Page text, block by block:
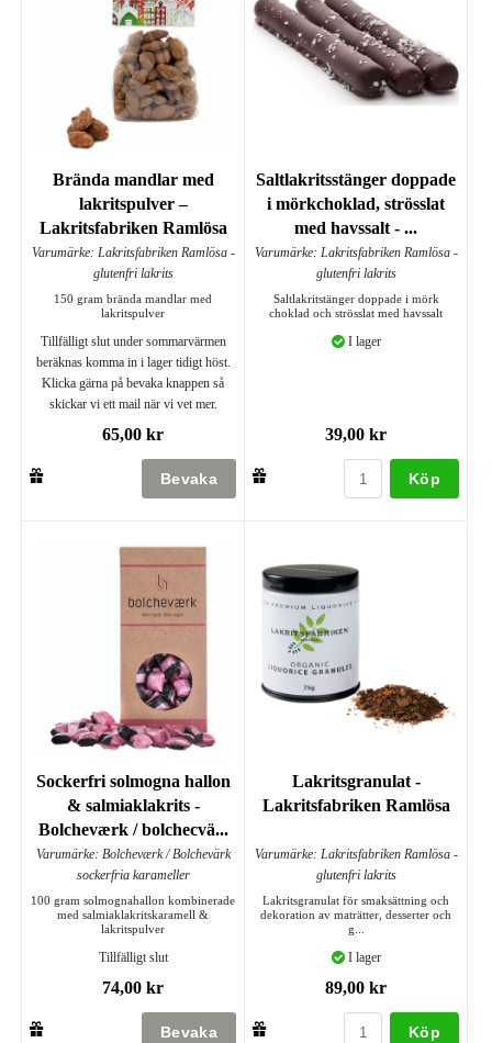
Brända mandlar med
lakritspulver –
Lakritsfabriken Ramlösa
Varumärke: Lakritsfabriken Ramlösa -
glutenfri lakrits
150 gram brända mandlar med
lakritspulver
Tillfälligt slut under sommarvärmen
beräknas komma in i lager tidigt höst.
Klicka gärna på bevaka knappen så
skickar vi ett mail när vi vet mer.
65,00 kr
Saltlakritsstänger doppade
i mörkchoklad, strösslat
med havssalt - ...
Varumärke: Lakritsfabriken Ramlösa -
glutenfri lakrits
Saltlakritstänger doppade i mörk
choklad och strösslat med havssalt
I lager
39,00 kr
Köp
Sockerfri solmogna hallon
& salmiaklakrits -
Bolcheværk / bolchecvä...
Varumärke: Bolcheværk / Bolchevärk
sockerfria karameller
100 gram solmognahallon kombinerade
med salmiaklakritskaramell &
lakritspulver
Tillfälligt slut
74,00 kr
Lakritsgranulat -
Lakritsfabriken Ramlösa
Varumärke: Lakritsfabriken Ramlösa -
glutenfri lakrits
Lakritsgranulat för smaksättning och
dekoration av maträtter, desserter och
g...
I lager
89,00 kr
Köp